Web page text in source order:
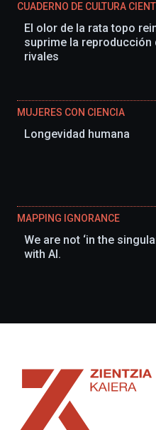
CUADERNO DE CULTURA
El olor de la rata topo
suprime la reproducción
rivales
MUJERES CON CIENCIA
Longevidad humana
MAPPING IGNORANCE
We are not ‘in the
with AI.
Zientzia
Kaiera